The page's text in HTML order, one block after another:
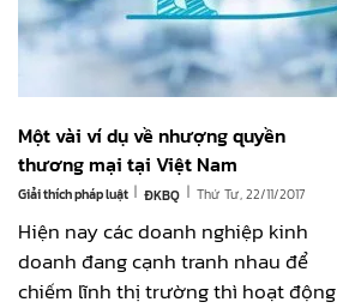
Một vài ví dụ về nhượng quyền
thương mại tại Việt Nam
Giải thích pháp luật | ĐKBQ | Thứ Tư, 22/11/2017
Hiện nay các doanh nghiệp kinh
doanh đang cạnh tranh nhau để
chiếm lĩnh thị trường thì hoạt động